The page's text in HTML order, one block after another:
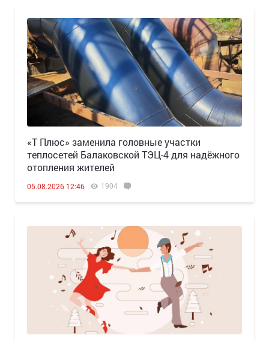
«Т Плюс» заменила головные участки
теплосетей Балаковской ТЭЦ-4 для надёжного
отопления жителей
05.08.2026 12:46 1904